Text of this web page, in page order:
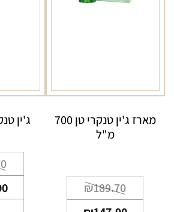
מארז ג'ין טנקרי טן 700
מ"ל
₪189.70
המחיר
המקורי
המחיר
הנוכחי